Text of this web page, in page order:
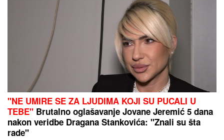
"NE UMIRE SE ZA LJUDIMA KOJI SU PUCALI U
TEBE" Brutalno oglašavanje Jovane Jeremić 5 dana
nakon veridbe Dragana Stankovića: "Znali su šta
rade"